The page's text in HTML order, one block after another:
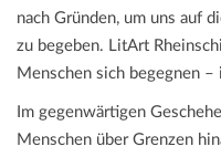
nach Gründen, um uns auf
zu begeben. LitArt
Menschen sich begegnen –
Im gegenwärtigen
Menschen über Grenzen